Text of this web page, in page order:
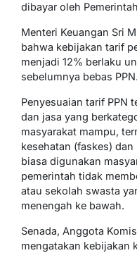
dibayar oleh
Menteri Keuangan Sri
bahwa kebijakan tarif
menjadi 12% berlaku
sebelumnya bebas PPN.
Penyesuaian tarif PPN
dan jasa yang
masyarakat mampu,
kesehatan (faskes)
biasa digunakan
pemerintah tidak
atau sekolah swasta
menengah ke bawah.
Senada, Anggota
mengatakan kebijakan